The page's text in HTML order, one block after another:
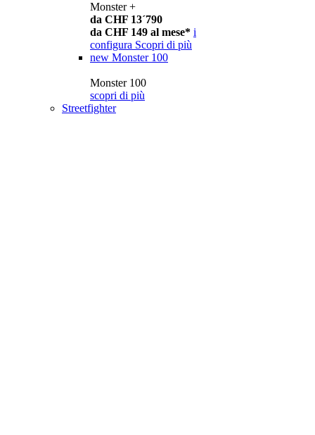
Monster +
da CHF 13´790
da CHF 149 al mese* i
configura Scopri di più
new Monster 100
Monster 100
scopri di più
Streetfighter